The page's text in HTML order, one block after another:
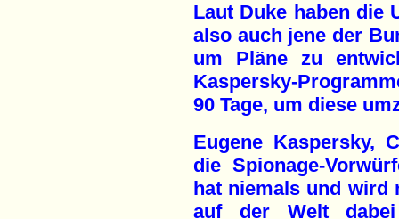
Laut Duke haben die
also auch jene der
um Pläne zu
Kaspersky-
90 Tage, um diese
Eugene Kaspersky,
die Spionage-
hat niemals und wird
auf der Welt dabei